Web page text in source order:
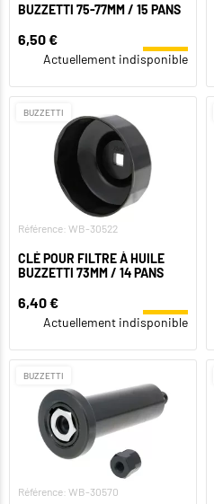
BUZZETTI 75-77MM / 15 PANS
6,50 €
Actuellement indisponible
BUZZETTI
Référence: WB-30522
CLÉ POUR FILTRE À HUILE
BUZZETTI 73MM / 14 PANS
6,40 €
Actuellement indisponible
BUZZETTI
Référence: WB-30570